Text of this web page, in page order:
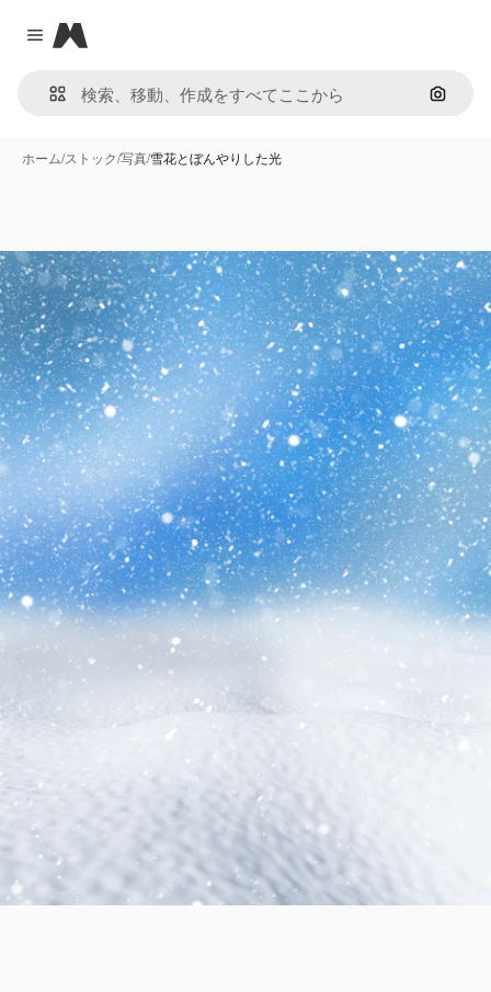
Close menu
Magnific
画像で
ホーム/ストック/写真/雪花とぼんやりした光